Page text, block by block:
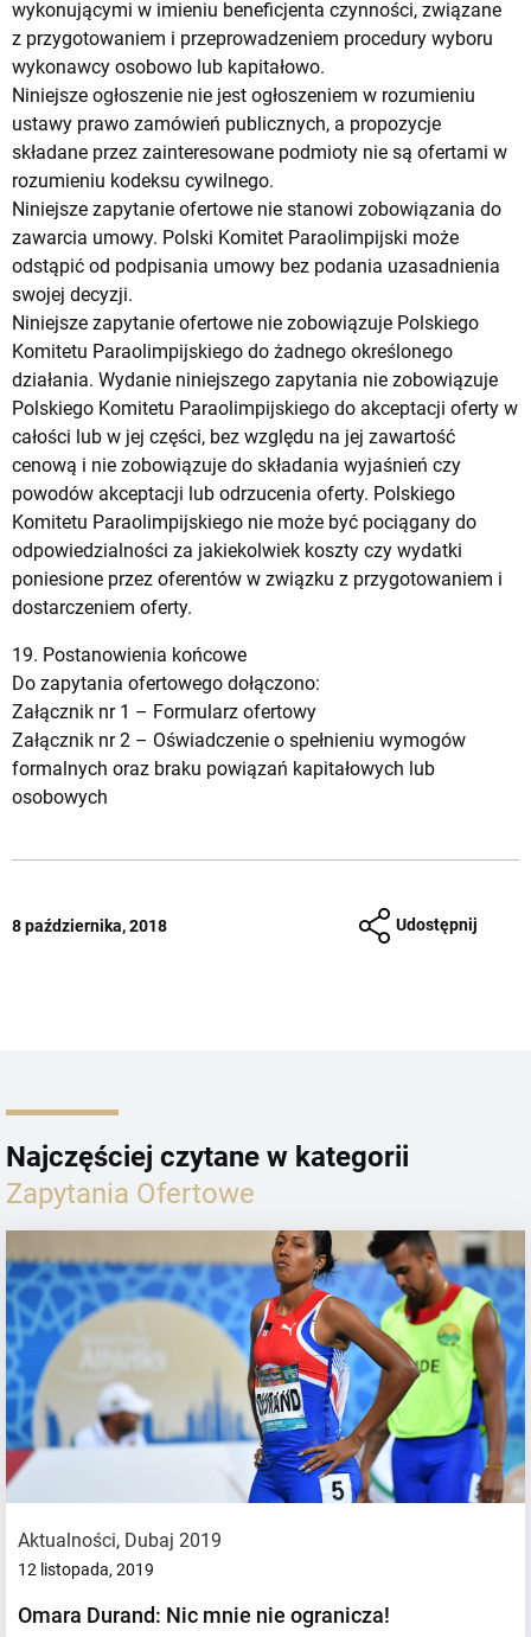
wykonującymi w imieniu beneficjenta czynności, związane
z przygotowaniem i przeprowadzeniem procedury wyboru
wykonawcy osobowo lub kapitałowo.
Niniejsze ogłoszenie nie jest ogłoszeniem w rozumieniu
ustawy prawo zamówień publicznych, a propozycje
składane przez zainteresowane podmioty nie są ofertami w
rozumieniu kodeksu cywilnego.
Niniejsze zapytanie ofertowe nie stanowi zobowiązania do
zawarcia umowy. Polski Komitet Paraolimpijski może
odstąpić od podpisania umowy bez podania uzasadnienia
swojej decyzji.
Niniejsze zapytanie ofertowe nie zobowiązuje Polskiego
Komitetu Paraolimpijskiego do żadnego określonego
działania. Wydanie niniejszego zapytania nie zobowiązuje
Polskiego Komitetu Paraolimpijskiego do akceptacji oferty w
całości lub w jej części, bez względu na jej zawartość
cenową i nie zobowiązuje do składania wyjaśnień czy
powodów akceptacji lub odrzucenia oferty. Polskiego
Komitetu Paraolimpijskiego nie może być pociągany do
odpowiedzialności za jakiekolwiek koszty czy wydatki
poniesione przez oferentów w związku z przygotowaniem i
dostarczeniem oferty.
19. Postanowienia końcowe
Do zapytania ofertowego dołączono:
Załącznik nr 1 – Formularz ofertowy
Załącznik nr 2 – Oświadczenie o spełnieniu wymogów
formalnych oraz braku powiązań kapitałowych lub
osobowych
8 października, 2018 Udostępnij
Najczęściej czytane w kategorii
Zapytania Ofertowe
Aktualności, Dubaj 2019
12 listopada, 2019
Omara Durand: Nic mnie nie ogranicza!